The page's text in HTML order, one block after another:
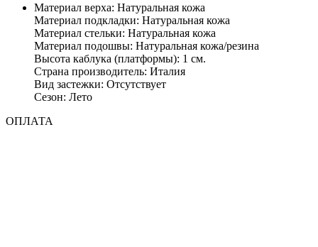
Материал верха: Натуральная кожа
Материал подкладки: Натуральная кожа
Материал стельки: Натуральная кожа
Материал подошвы: Натуральная кожа/резина
Высота каблука (платформы): 1 см.
Страна производитель: Италия
Вид застежки: Отсутствует
Сезон: Лето
ОПЛАТА